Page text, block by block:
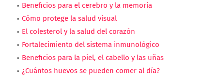
Beneficios para el cerebro y la memoria
Cómo protege la salud visual
El colesterol y la salud del corazón
Fortalecimiento del sistema inmunológico
Beneficios para la piel, el cabello y las uñas
¿Cuántos huevos se pueden comer al día?